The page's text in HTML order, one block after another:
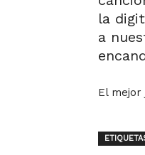
la
a
El mejor